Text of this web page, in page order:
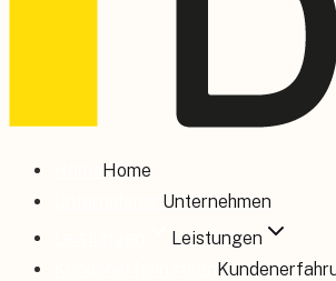
Home
Unternehmen
Leistungen